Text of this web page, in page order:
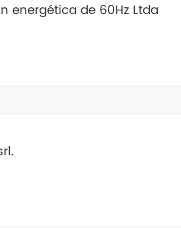
energética de 60Hz Ltda